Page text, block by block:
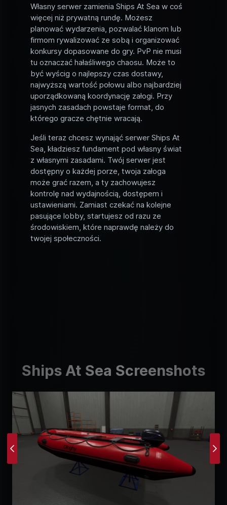
Własny serwer zamienia Ships At Sea w coś
więcej niż prywatną rundę. Możesz
planować wydarzenia, pozwalać klanom lub
firmom rywalizować ze sobą i organizować
konkursy dopasowane do gry. PvP nie musi
tu oznaczać hałaśliwego chaosu. Może to
być wyścig o najlepszy czas dostawy,
najwyższą wartość połowu albo najbardziej
uporządkowaną koordynację załogi. Przy
jasnych zasadach powstaje format, do
którego gracze chętnie wracają.
Jeśli teraz chcesz wynająć serwer Ships At
Sea, kładziesz fundament pod własny świat
z własnymi zasadami. Twój serwer jest
dostępny o każdej porze, twoja załoga
może grać razem, a ty zachowujesz
kontrolę nad wydajnością, dostępem i
ustawieniami. Zamiast czekać na kolejne
pasujące lobby, startujesz od razu ze
środowiskiem, które naprawdę należy do
twojej społeczności.
Ships At Sea Screenshots
Previous